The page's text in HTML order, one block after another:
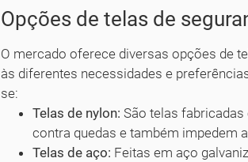
Opções de telas de
O mercado oferece diversas opções de
às diferentes necessidades e
se:
Telas de nylon: São telas
contra quedas e também impedem
Telas de aço: Feitas em aço